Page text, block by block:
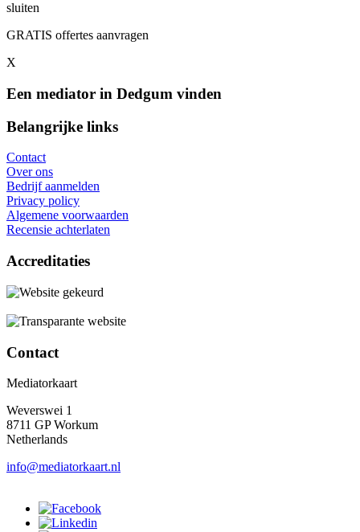
sluiten
GRATIS offertes aanvragen
X
Een mediator in Dedgum vinden
Belangrijke links
Contact
Over ons
Bedrijf aanmelden
Privacy policy
Algemene voorwaarden
Recensie achterlaten
Accreditaties
Contact
Mediatorkaart
Weverswei 1
8711 GP Workum
Netherlands
info@mediatorkaart.nl